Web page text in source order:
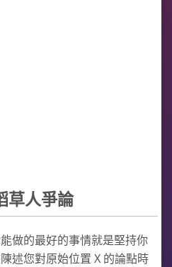
草人爭論
做的最好的事情就是堅持你
述您對原始位置 X 的論點時